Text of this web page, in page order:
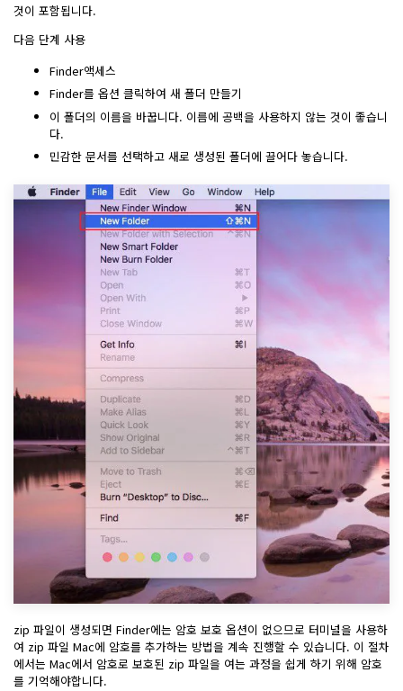
PDF 일괄 작업
PDF 데이터 추출
AI PDF 요약기
PDF 전자 서명
모든 기능 알아보기
것이 포함됩니다.
다음 단계 사용
Finder액세스
Finder를 옵션 클릭하여 새 폴더 만들기
이 폴더의 이름을 바꿉니다. 이름에 공백을 사용하지 않는 것이 좋습니
다.
민감한 문서를 선택하고 새로 생성된 폴더에 끌어다 놓습니다.
zip 파일이 생성되면 Finder에는 암호 보호 옵션이 없으므로 터미널을 사용하
여 zip 파일 Mac에 암호를 추가하는 방법을 계속 진행할 수 있습니다. 이 절차
에서는 Mac에서 암호로 보호된 zip 파일을 여는 과정을 쉽게 하기 위해 암호
를 기억해야합니다.